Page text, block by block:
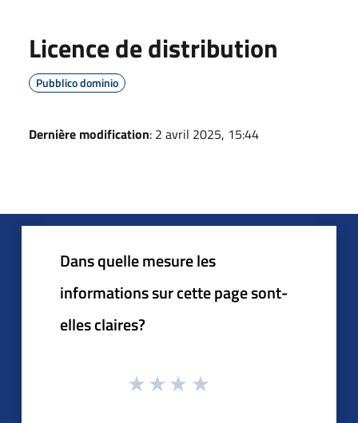
Licence de distribution
Pubblico dominio
Dernière modification: 2 avril 2025, 15:44
Dans quelle mesure les
informations sur cette page sont-
elles claires?